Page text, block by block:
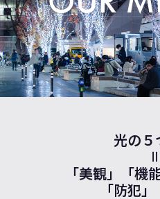
光の５
「美観」「機
「防犯」